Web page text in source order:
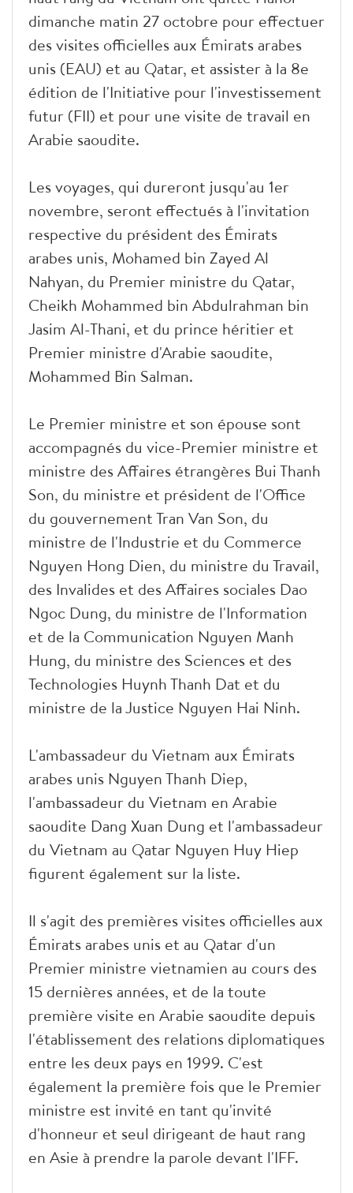
dimanche matin 27 octobre pour effectuer
des visites officielles aux Émirats arabes
unis (EAU) et au Qatar, et assister à la 8e
édition de l'Initiative pour l'investissement
futur (FII) et pour une visite de travail en
Arabie saoudite.
Les voyages, qui dureront jusqu'au 1er
novembre, seront effectués à l'invitation
respective du président des Émirats
arabes unis, Mohamed bin Zayed Al
Nahyan, du Premier ministre du Qatar,
Cheikh Mohammed bin Abdulrahman bin
Jasim Al-Thani, et du prince héritier et
Premier ministre d'Arabie saoudite,
Mohammed Bin Salman.
Le Premier ministre et son épouse sont
accompagnés du vice-Premier ministre et
ministre des Affaires étrangères Bui Thanh
Son, du ministre et président de l'Office
du gouvernement Tran Van Son, du
ministre de l'Industrie et du Commerce
Nguyen Hong Dien, du ministre du Travail,
des Invalides et des Affaires sociales Dao
Ngoc Dung, du ministre de l'Information
et de la Communication Nguyen Manh
Hung, du ministre des Sciences et des
Technologies Huynh Thanh Dat et du
ministre de la Justice Nguyen Hai Ninh.
L'ambassadeur du Vietnam aux Émirats
arabes unis Nguyen Thanh Diep,
l'ambassadeur du Vietnam en Arabie
saoudite Dang Xuan Dung et l'ambassadeur
du Vietnam au Qatar Nguyen Huy Hiep
figurent également sur la liste.
Il s'agit des premières visites officielles aux
Émirats arabes unis et au Qatar d'un
Premier ministre vietnamien au cours des
15 dernières années, et de la toute
première visite en Arabie saoudite depuis
l'établissement des relations diplomatiques
entre les deux pays en 1999. C'est
également la première fois que le Premier
ministre est invité en tant qu'invité
d'honneur et seul dirigeant de haut rang
en Asie à prendre la parole devant l'IFF.